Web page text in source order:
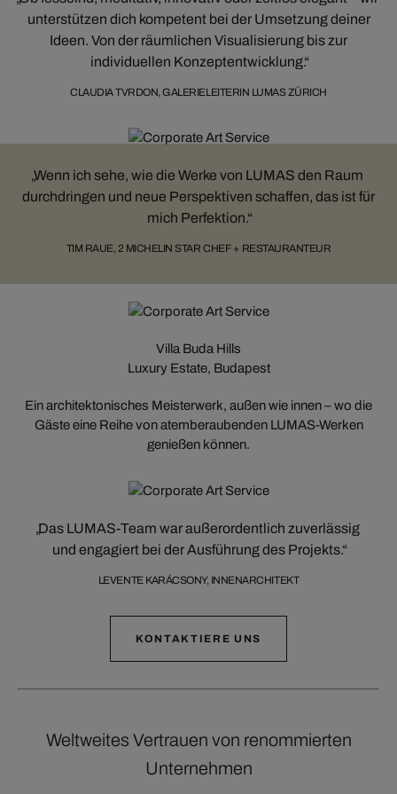
unterstützen dich kompetent bei der Umsetzung deiner
Ideen. Von der räumlichen Visualisierung bis zur
individuellen Konzeptentwicklung.
CLAUDIA TVRDON, GALERIELEITERIN LUMAS ZÜRICH
Wenn ich sehe, wie die Werke von LUMAS den Raum
durchdringen und neue Perspektiven schaffen, das ist für
mich Perfektion.
TIM RAUE, 2 MICHELIN STAR CHEF + RESTAURANTEUR
Villa Buda Hills
Luxury Estate, Budapest
Ein architektonisches Meisterwerk, außen wie innen – wo die
Gäste eine Reihe von atemberaubenden LUMAS-Werken
genießen können.
Das LUMAS-Team war außerordentlich zuverlässig
und engagiert bei der Ausführung des Projekts.
LEVENTE KARÁCSONY, INNENARCHITEKT
KONTAKTIERE UNS
Weltweites Vertrauen von renommierten
Unternehmen